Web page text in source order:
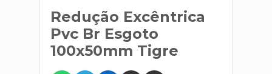
Redução Excêntrica
Pvc Br Esgoto
100x50mm Tigre